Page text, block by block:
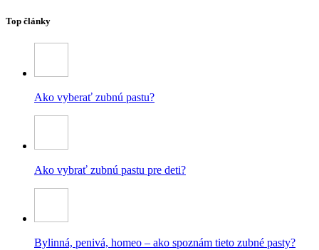
Top články
Ako vyberať zubnú pastu?
Ako vybrať zubnú pastu pre deti?
Bylinná, penivá, homeo – ako spoznám tieto zubné pasty?